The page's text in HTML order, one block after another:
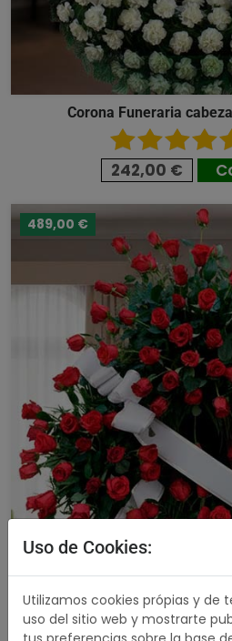
Corona Funeraria
242,00 €
489,00 €
Uso de Cookies:
Utilizamos cookies própias y de
uso del sitio web y mostrarte